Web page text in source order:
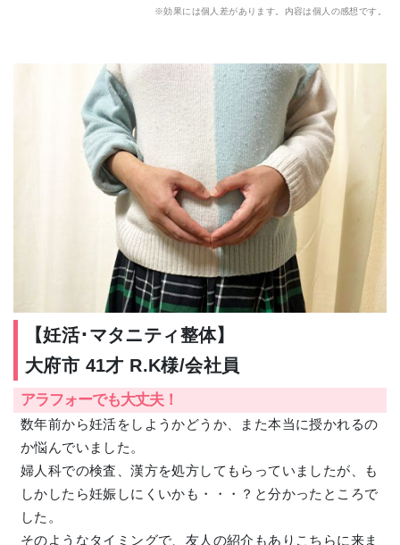
※効果には個人差があります。内容は個人の感想です。
【妊活･マタニティ整体】
大府市 41才 R.K様/会社員
アラフォーでも大丈夫！
数年前から妊活をしようかどうか、また本当に授かれるの
か悩んでいました。
婦人科での検査、漢方を処方してもらっていましたが、も
しかしたら妊娠しにくいかも・・・？と分かったところで
した。
そのようなタイミングで、友人の紹介もありこちらに来ま